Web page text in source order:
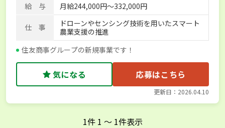
給 与
月給244,000円～332,000円
仕 事
ドローンやセンシング技術を用いたスマート
農業支援の推進
住友商事グループの新規事業です！
気になる 応募はこちら
更新日：2026.04.10
1件 1 〜 1件表示